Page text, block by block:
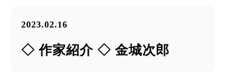
2023.02.16
◇ 作家紹介 ◇ 金城次郎